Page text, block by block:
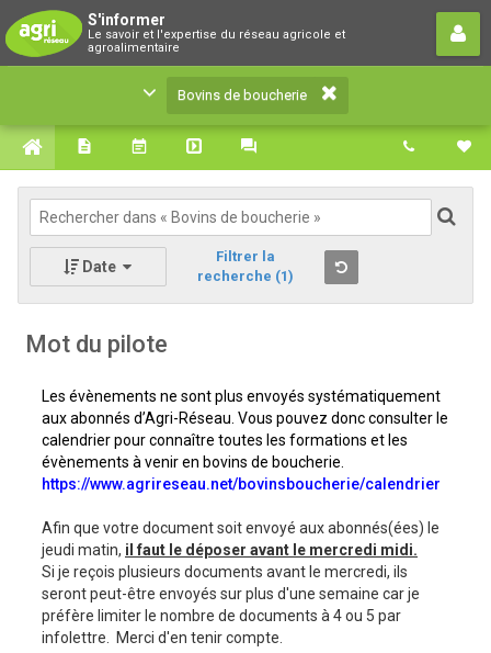
S'informer
Le savoir et l'expertise du réseau agricole et
agroalimentaire
Bovins de boucherie
Le savoir et l'expertise du réseau agricole et
agroalimentaire
Bovins de boucherie
Date
Filtrer la
recherche (1)
Mot du pilote
Les évènements ne sont plus envoyés systématiquement
aux abonnés d’Agri-Réseau. Vous pouvez donc consulter le
calendrier pour connaître toutes les formations et les
évènements à venir en bovins de boucherie.
https://www.agrireseau.net/bovinsboucherie/calendrier
Afin que votre document soit envoyé aux abonnés(ées) le
jeudi matin, il faut le déposer avant le mercredi midi.
Si je reçois plusieurs documents avant le mercredi, ils
seront peut-être envoyés sur plus d'une semaine car je
préfère limiter le nombre de documents à 4 ou 5 par
infolettre. Merci d'en tenir compte.